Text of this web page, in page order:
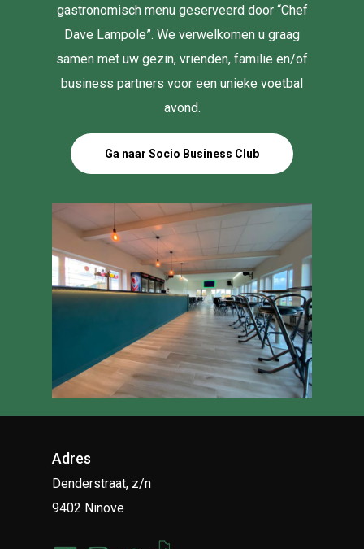
gastronomisch menu geserveerd door “Chef
Dave Lampole”. We verwelkomen u graag
samen met uw gezin, vrienden, familie en/of
business partners voor een unieke voetbal
avond.
Ga naar Socio Business Club
Adres
Denderstraat, z/n
9402 Ninove